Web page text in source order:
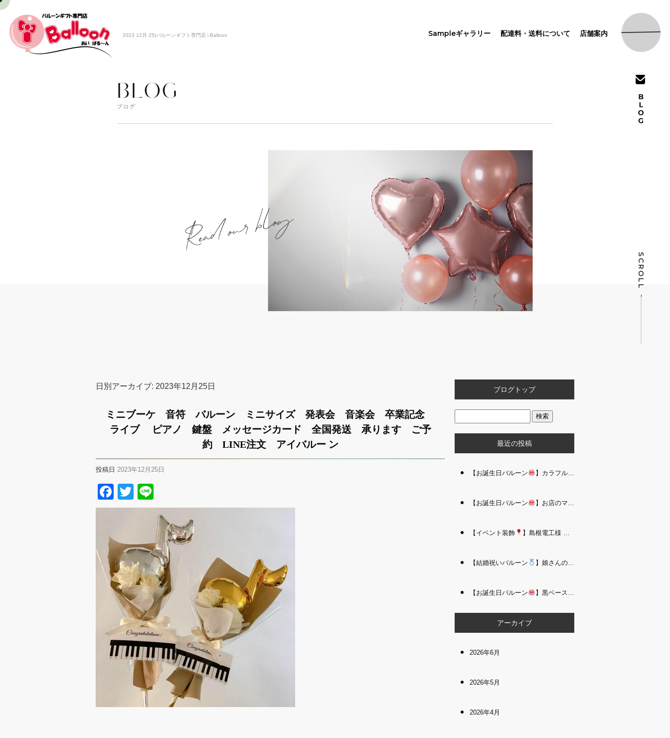
2023 12月 25|バルーンギフト専門店 i Balloon Sampleギャラリー 配達料・送料について 店舗案内
SCROLL
日別アーカイブ: 2023年12月25日
ミニブーケ 音符 バルーン ミニサイズ 発表会 音楽会 卒業記念
ライブ ピアノ 鍵盤 メッセージカード 全国発送 承ります ご予
約 LINE注文 アイバルー ン
投稿日 2023年12月25日
Facebook
Twitter
ブログトップ
最近の投稿
【お誕生日バルーン 】カラフルで存在感たっぷりのバルーンタワー｜松江 i Balloo n
【お誕生日バルーン 】お店のママさんへの華やかなお祝いに｜シャンパン付き豪 華バルーンアレンジメント｜松江 i Balloon
【イベント装飾 】島根電工様 お客様感謝祭｜入口アーチ＆キッズコーナー装飾 を担当しました｜松江 i Balloon
【結婚祝いバルーン 】娘さんのご結婚祝いに｜ウェディングベアとフラワーイン バルーンが華やかなバルーンアレンジメント｜松江 i Balloon
【お誕生日バルーン 】黒ベース×ヒョウ柄がおしゃれ
アーカイブ
2026年6月
2026年5月
2026年4月